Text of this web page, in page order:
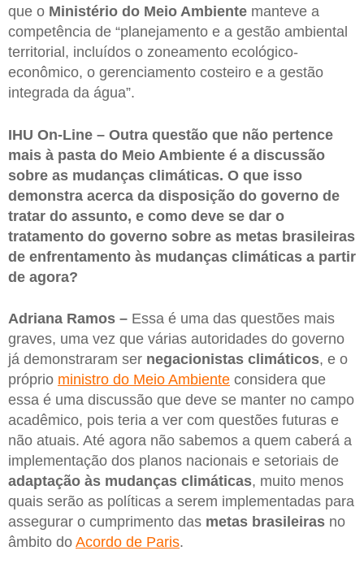
que o Ministério do Meio Ambiente manteve a
competência de “planejamento e a gestão ambiental
territorial, incluídos o zoneamento ecológico-
econômico, o gerenciamento costeiro e a gestão
integrada da água”.
IHU On-Line – Outra questão que não pertence
mais à pasta do Meio Ambiente é a discussão
sobre as mudanças climáticas. O que isso
demonstra acerca da disposição do governo de
tratar do assunto, e como deve se dar o
tratamento do governo sobre as metas brasileiras
de enfrentamento às mudanças climáticas a partir
de agora?
Adriana Ramos – Essa é uma das questões mais
graves, uma vez que várias autoridades do governo
já demonstraram ser negacionistas climáticos, e o
próprio ministro do Meio Ambiente considera que
essa é uma discussão que deve se manter no campo
acadêmico, pois teria a ver com questões futuras e
não atuais. Até agora não sabemos a quem caberá a
implementação dos planos nacionais e setoriais de
adaptação às mudanças climáticas, muito menos
quais serão as políticas a serem implementadas para
assegurar o cumprimento das metas brasileiras no
âmbito do Acordo de Paris.